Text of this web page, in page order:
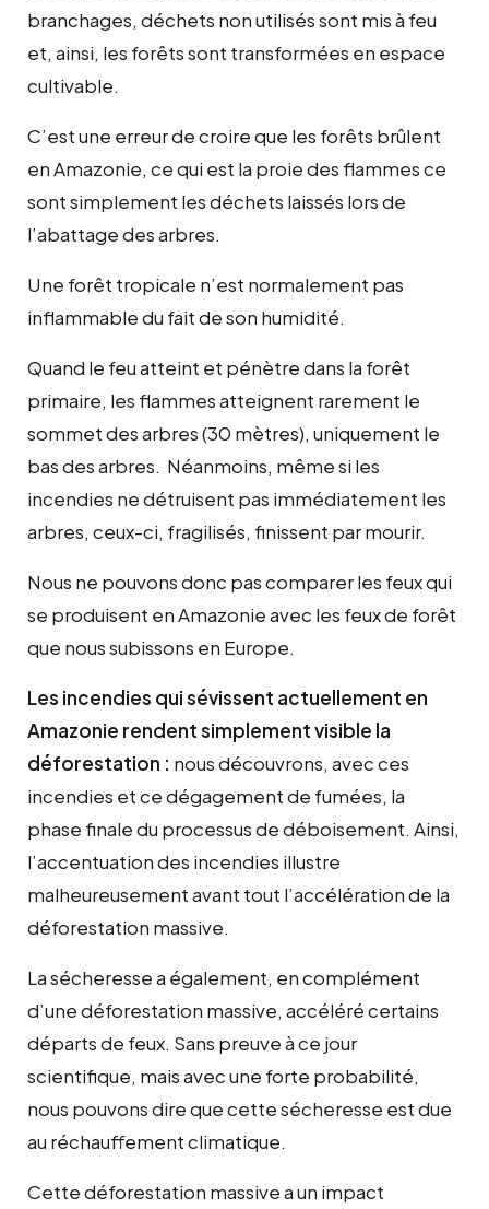
branchages, déchets non utilisés sont mis à feu
et, ainsi, les forêts sont transformées en espace
cultivable.
C’est une erreur de croire que les forêts brûlent
en Amazonie, ce qui est la proie des flammes ce
sont simplement les déchets laissés lors de
l’abattage des arbres.
Une forêt tropicale n’est normalement pas
inflammable du fait de son humidité.
Quand le feu atteint et pénètre dans la forêt
primaire, les flammes atteignent rarement le
sommet des arbres (30 mètres), uniquement le
bas des arbres. Néanmoins, même si les
incendies ne détruisent pas immédiatement les
arbres, ceux-ci, fragilisés, finissent par mourir.
Nous ne pouvons donc pas comparer les feux qui
se produisent en Amazonie avec les feux de forêt
que nous subissons en Europe.
Les incendies qui sévissent actuellement en
Amazonie rendent simplement visible la
déforestation : nous découvrons, avec ces
incendies et ce dégagement de fumées, la
phase finale du processus de déboisement. Ainsi,
l’accentuation des incendies illustre
malheureusement avant tout l’accélération de la
déforestation massive.
La sécheresse a également, en complément
d’une déforestation massive, accéléré certains
départs de feux. Sans preuve à ce jour
scientifique, mais avec une forte probabilité,
nous pouvons dire que cette sécheresse est due
au réchauffement climatique.
Cette déforestation massive a un impact